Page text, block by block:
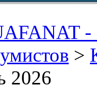
-
>
2026